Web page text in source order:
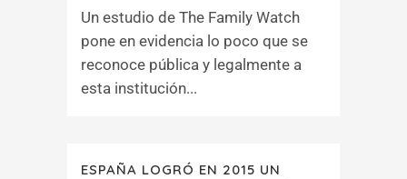
Un estudio de The Family Watch
pone en evidencia lo poco que se
reconoce pública y legalmente a
esta institución...
ESPAÑA LOGRÓ EN 2015 UN